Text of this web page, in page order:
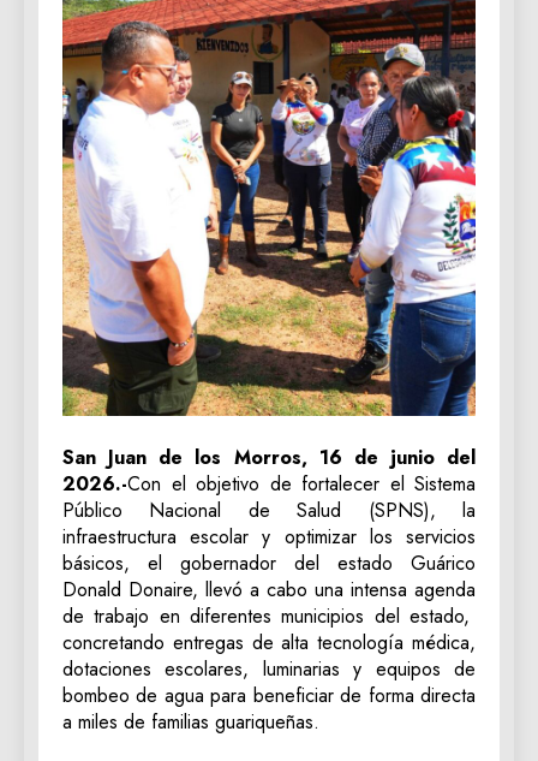
San Juan de los Morros, 16 de junio del
2026.-Con el objetivo de fortalecer el Sistema
Público Nacional de Salud (SPNS), la
infraestructura escolar y optimizar los servicios
básicos, el gobernador del estado Guárico
Donald Donaire, llevó a cabo una intensa agenda
de trabajo en diferentes municipios del estado,
concretando entregas de alta tecnología médica,
dotaciones escolares, luminarias y equipos de
bombeo de agua para beneficiar de forma directa
a miles de familias guariqueñas.